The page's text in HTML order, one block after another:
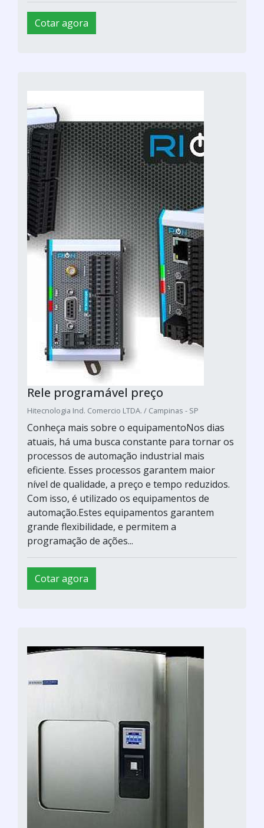
Cotar agora
Rele programável preço
Hitecnologia Ind. Comercio LTDA. / Campinas - SP
Conheça mais sobre o equipamentoNos dias
atuais, há uma busca constante para tornar os
processos de automação industrial mais
eficiente. Esses processos garantem maior
nível de qualidade, a preço e tempo reduzidos.
Com isso, é utilizado os equipamentos de
automação.Estes equipamentos garantem
grande flexibilidade, e permitem a
programação de ações...
Cotar agora